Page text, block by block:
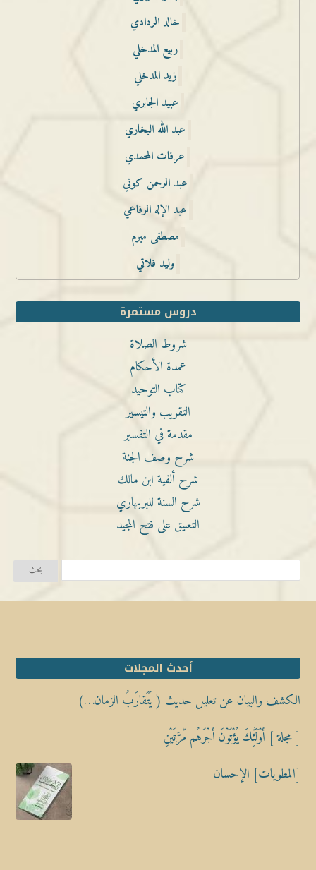
خالد الردادي
ربيع المدخلي
زيد المدخلي
عبيد الجابري
عبد الله البخاري
عرفات المحمدي
عبد الرحمن كوني
عبد الإله الرفاعي
مصطفى مبرم
وليد فلاتي
دروس مستمرة
شروط الصلاة
عمدة الأحكام
كتاب التوحيد
التقريب والتيسير
مقدمة في التفسير
شرح وصف الجنة
شرح ألفية ابن مالك
شرح السنة للبربهاري
التعليق على فتح المجيد
أحدث المجلات
الكشف والبيان عن تعليل حديث ( يَتَقارَبُ الزمان…)
[ مجلة ] أُوْلَٰٓئِكَ يُؤْتَوْنَ أَجْرَهُم مَّرَّتَيْنِ
[المطويات] الإحسان